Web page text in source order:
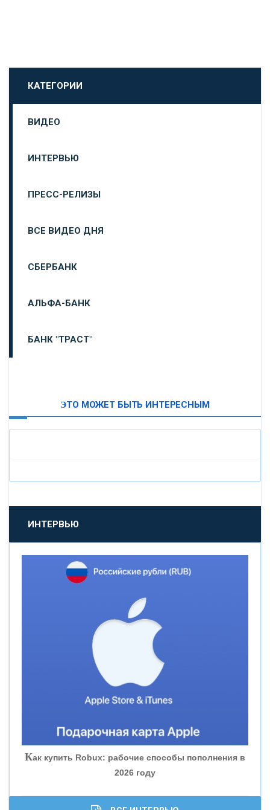
КАТЕГОРИИ
ВИДЕО
ИНТЕРВЬЮ
ПРЕСС-РЕЛИЗЫ
ВСЕ ВИДЕО ДНЯ
СБЕРБАНК
АЛЬФА-БАНК
БАНК "ТРАСТ"
«БАНК САНКТ-ПЕТЕРБУРГ»
«ПРОМСВЯЗЬБАНК»
«НОВИКОМБАНК»
«ВНЕШПРОМБАНК»
«БАНК ГЛОБЭКС»
«СОВКОМБАНК»
ЭТО МОЖЕТ БЫТЬ ИНТЕРЕСНЫМ
ИНТЕРВЬЮ
Как купить Robux: рабочие способы пополнения в
2026 году